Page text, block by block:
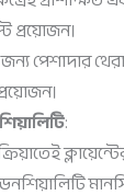
প্রয়োজন।
পেশাদার
: